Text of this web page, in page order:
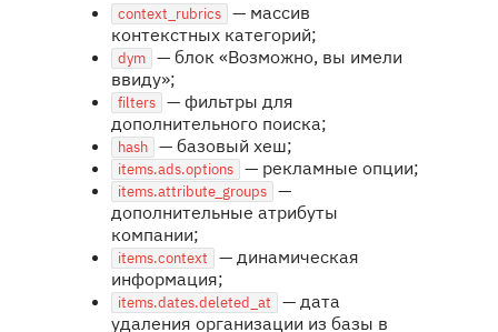
context_rubrics — массив
контекстных категорий;
dym — блок «Возможно, вы имели
ввиду»;
filters — фильтры для
дополнительного поиска;
hash — базовый хеш;
items.ads.options — рекламные опции;
items.attribute_groups —
дополнительные атрибуты
компании;
items.context
— динамическая
информация;
items.dates.deleted_at
— дата
удаления организации из базы в